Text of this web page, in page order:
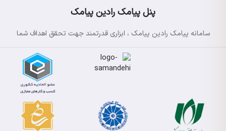
پنل پیامک رادین پیامک
سامانه پیامک رادین پیامک ، ابزاری قدرتمند جهت تحقق اهداف شما